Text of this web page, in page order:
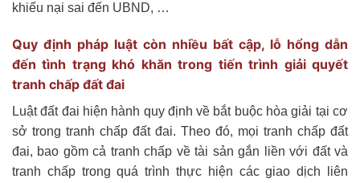
khiếu nại sai đến UBND, …
Quy định pháp luật còn nhiều bất cập, lỗ hổng dẫn
đến tình trạng khó khăn trong tiến trình giải quyết
tranh chấp đất đai
Luật đất đai hiện hành quy định về bắt buộc hòa giải tại cơ
sở trong tranh chấp đất đai. Theo đó, mọi tranh chấp đất
đai, bao gồm cả tranh chấp về tài sản gắn liền với đất và
tranh chấp trong quá trình thực hiện các giao dịch liên